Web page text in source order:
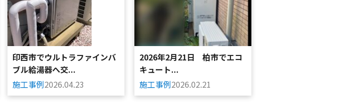
印西市でウルトラファインバ
ブル給湯器へ交...
施工事例2026.04.23
2026年2月21日 柏市でエコ
キュート...
施工事例2026.02.21